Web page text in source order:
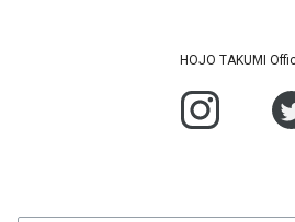
HOJO TAKUMI